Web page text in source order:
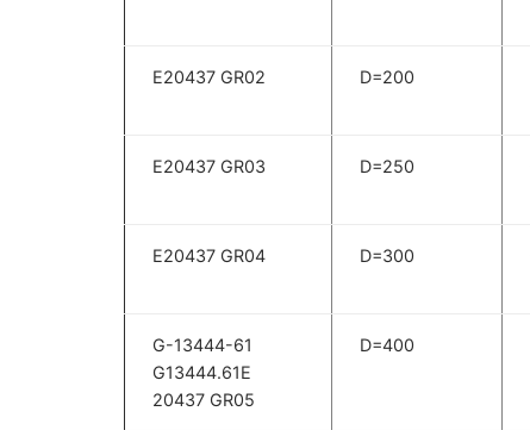
E20437 GR02 D=200
E20437 GR03 D=250
E20437 GR04 D=300
G-13444-61
G13444.61E
20437 GR05
D=400